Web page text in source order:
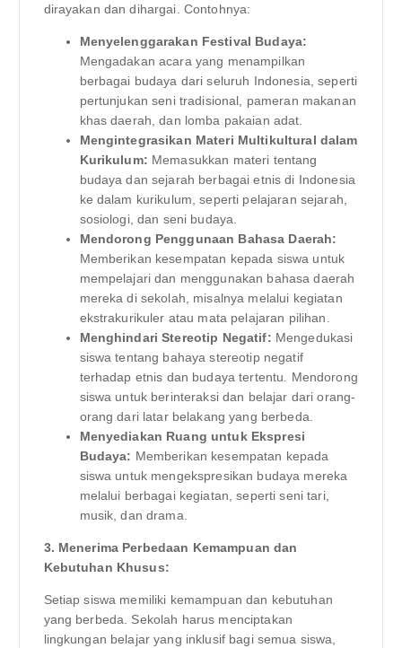
dirayakan dan dihargai. Contohnya:
Menyelenggarakan Festival Budaya:
Mengadakan acara yang menampilkan
berbagai budaya dari seluruh Indonesia, seperti
pertunjukan seni tradisional, pameran makanan
khas daerah, dan lomba pakaian adat.
Mengintegrasikan Materi Multikultural dalam
Kurikulum: Memasukkan materi tentang
budaya dan sejarah berbagai etnis di Indonesia
ke dalam kurikulum, seperti pelajaran sejarah,
sosiologi, dan seni budaya.
Mendorong Penggunaan Bahasa Daerah:
Memberikan kesempatan kepada siswa untuk
mempelajari dan menggunakan bahasa daerah
mereka di sekolah, misalnya melalui kegiatan
ekstrakurikuler atau mata pelajaran pilihan.
Menghindari Stereotip Negatif: Mengedukasi
siswa tentang bahaya stereotip negatif
terhadap etnis dan budaya tertentu. Mendorong
siswa untuk berinteraksi dan belajar dari orang-
orang dari latar belakang yang berbeda.
Menyediakan Ruang untuk Ekspresi
Budaya: Memberikan kesempatan kepada
siswa untuk mengekspresikan budaya mereka
melalui berbagai kegiatan, seperti seni tari,
musik, dan drama.
3. Menerima Perbedaan Kemampuan dan
Kebutuhan Khusus:
Setiap siswa memiliki kemampuan dan kebutuhan
yang berbeda. Sekolah harus menciptakan
lingkungan belajar yang inklusif bagi semua siswa,